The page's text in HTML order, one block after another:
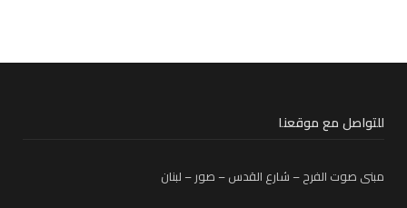
للتواصل مع موقعنا
مبنى صوت الفرح – شارع القدس – صور – لبنان